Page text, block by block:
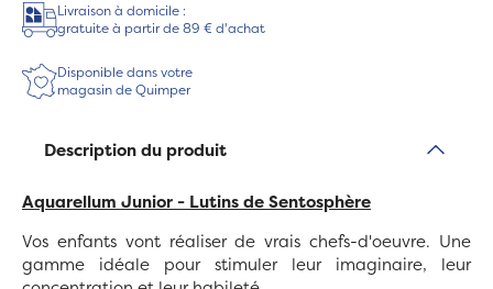
Livraison à domicile :
gratuite à partir de 89 € d'achat
Disponible dans votre
magasin de Quimper
Description du produit
Aquarellum Junior - Lutinsde Sentosphère
Vos enfants vont réaliser de vrais chefs-d'oeuvre. Une
gamme idéale pour stimuler leur imaginaire, leur